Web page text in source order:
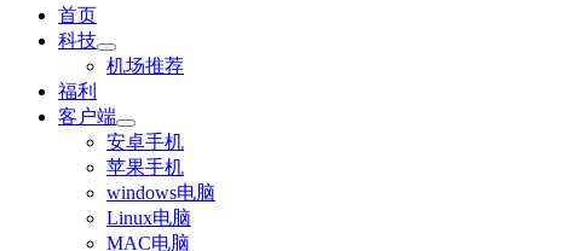
菜
单
首页
科技
机场推荐
福利
客户端
安卓手机
苹果手机
windows电脑
Linux电脑
MAC电脑